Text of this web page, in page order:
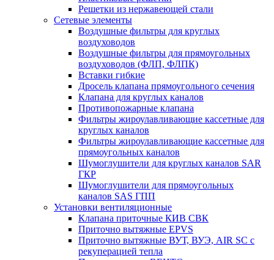
Решетки из нержавеющей стали
Сетевые элементы
Воздушные фильтры для круглых
воздуховодов
Воздушные фильтры для прямоугольных
воздуховодов (ФЛП, ФЛПК)
Вставки гибкие
Дросель клапана прямоугольного сечения
Клапана для круглых каналов
Противопожарные клапана
Фильтры жироулавливающие кассетные для
круглых каналов
Фильтры жироулавливающие кассетные для
прямоугольных каналов
Шумоглушители для круглых каналов SAR
ГКР
Шумоглушители для прямоугольных
каналов SAS ГПП
Установки вентиляционные
Клапана приточные КИВ СВК
Приточно вытяжные EPVS
Приточно вытяжные ВУТ, ВУЭ, AIR SC с
рекуперацией тепла